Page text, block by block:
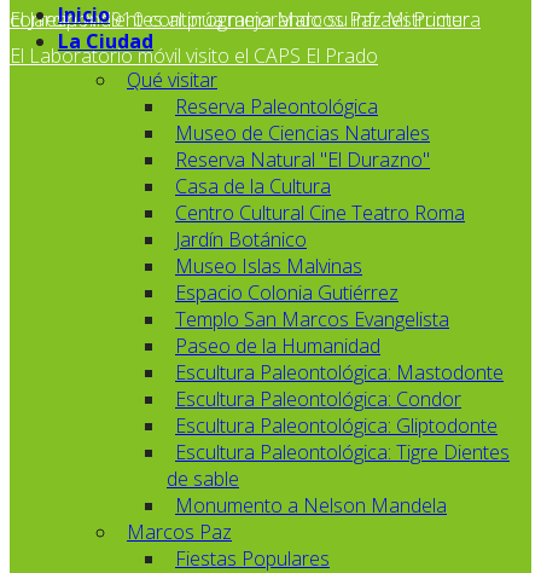
correspondientes al programa Marcos Paz Mi Primer
El Jardín N° 910 continúa mejorando su infraestructura
El Laboratorio móvil visito el CAPS El Prado
Inicio
La Ciudad
Qué visitar
Reserva Paleontológica
Museo de Ciencias Naturales
Reserva Natural "El Durazno"
Casa de la Cultura
Centro Cultural Cine Teatro Roma
Jardín Botánico
Museo Islas Malvinas
Espacio Colonia Gutiérrez
Templo San Marcos Evangelista
Paseo de la Humanidad
Escultura Paleontológica: Mastodonte
Escultura Paleontológica: Condor
Escultura Paleontológica: Gliptodonte
Escultura Paleontológica: Tigre Dientes
de sable
Monumento a Nelson Mandela
Marcos Paz
Fiestas Populares